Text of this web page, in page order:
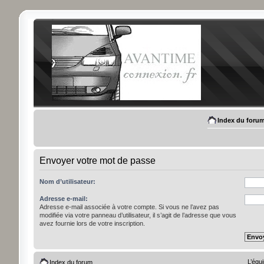
Index du
Envoyer votre mot de passe
Nom d’utilisateur:
Adresse e-mail:
Adresse e-mail associée à votre compte. Si vous ne l’avez pas
modifiée via votre panneau d’utilisateur, il s’agit de l’adresse que vous
avez fournie lors de votre inscription.
Index du forum